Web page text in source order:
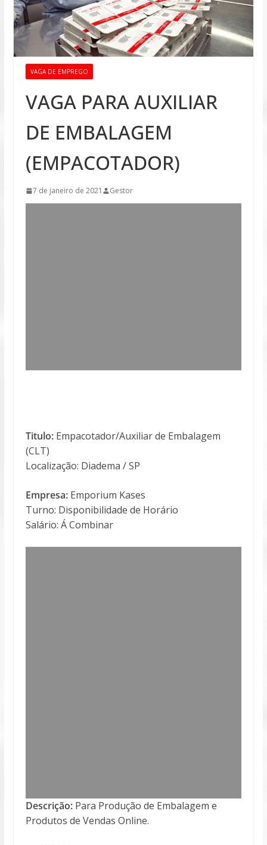
VAGA DE EMPREGO
VAGA PARA AUXILIAR
DE EMBALAGEM
(EMPACOTADOR)
7 de janeiro de 2021 Gestor
Titulo:Empacotador/Auxiliar de Embalagem
(CLT)
Localização: Diadema / SP
Empresa:Emporium Kases
Turno: Disponibilidade de Horário
Salário: Á Combinar
Descrição:Para Produção de Embalagem e
Produtos de Vendas Online.